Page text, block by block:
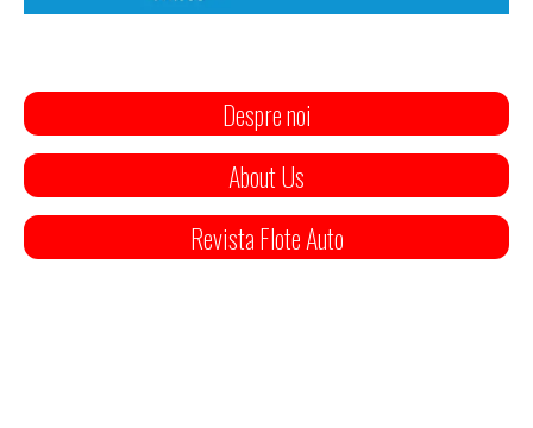
Despre noi
About Us
Revista Flote Auto